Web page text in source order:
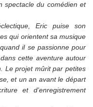
spectacle du comédien et
Eric puise son
qui orientent sa musique
il se passionne pour
cette aventure autour
Le projet mûrit par petites
et un an avant le départ
et d’enregistrement